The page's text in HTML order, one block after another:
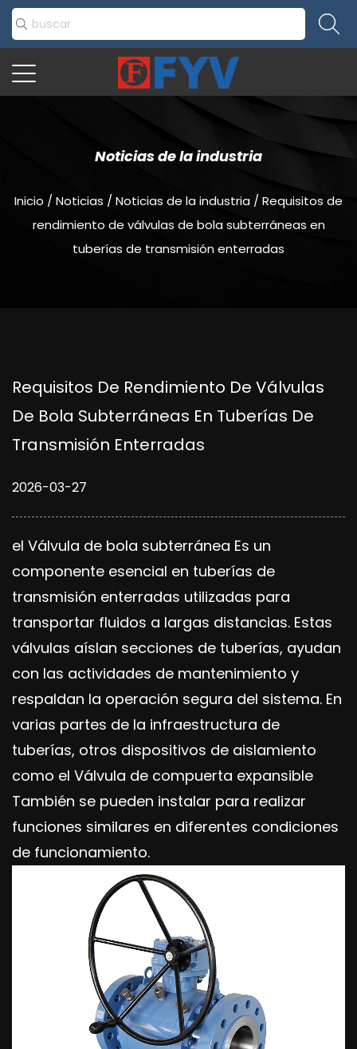
Noticias de la industria
Inicio / Noticias / Noticias de la industria / Requisitos de
rendimiento de válvulas de bola subterráneas en
tuberías de transmisión enterradas
Requisitos De Rendimiento De Válvulas
De Bola Subterráneas En Tuberías De
Transmisión Enterradas
2026-03-27
el Válvula de bola subterránea Es un
componente esencial en tuberías de
transmisión enterradas utilizadas para
transportar fluidos a largas distancias. Estas
válvulas aíslan secciones de tuberías, ayudan
con las actividades de mantenimiento y
respaldan la operación segura del sistema. En
varias partes de la infraestructura de
tuberías, otros dispositivos de aislamiento
como el Válvula de compuerta expansible
También se pueden instalar para realizar
funciones similares en diferentes condiciones
de funcionamiento.